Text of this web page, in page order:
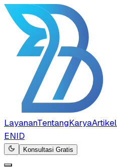
LayananTentangKaryaArtikel
ENID
Konsultasi Gratis